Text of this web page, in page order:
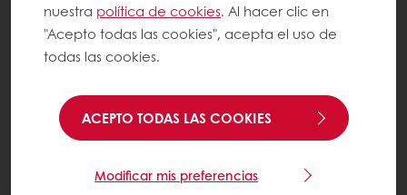
nuestra política de cookies. Al hacer clic en
"Acepto todas las cookies", acepta el uso de
todas las cookies.
ACEPTO TODAS LAS COOKIES
Modificar mis preferencias